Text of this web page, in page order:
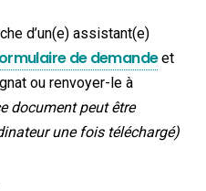
d’un(e) assistant(e)
de demandeet
ou renvoyer-le à
document peut être
une fois téléchargé)